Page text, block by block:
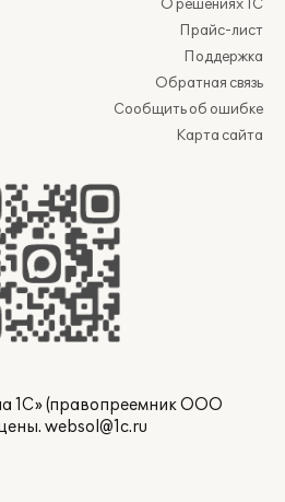
О решениях 1С
Прайс-лист
Поддержка
Обратная связь
Сообщить об ошибке
Карта сайта
1С» (правопреемник ООО
websol@1c.ru